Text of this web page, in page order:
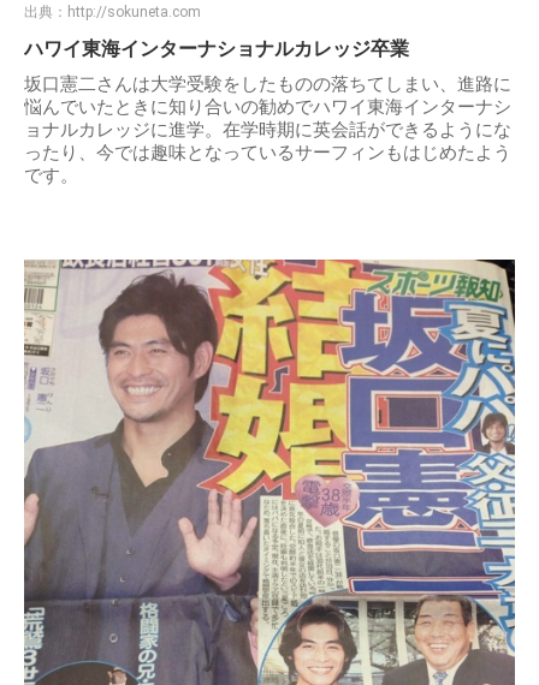
出典： http://sokuneta.com
ハワイ東海インターナショナルカレッジ卒業
坂口憲二さんは大学受験をしたものの落ちてしまい、進路に
悩んでいたときに知り合いの勧めでハワイ東海インターナシ
ョナルカレッジに進学。在学時期に英会話ができるようにな
ったり、今では趣味となっているサーフィンもはじめたよう
です。